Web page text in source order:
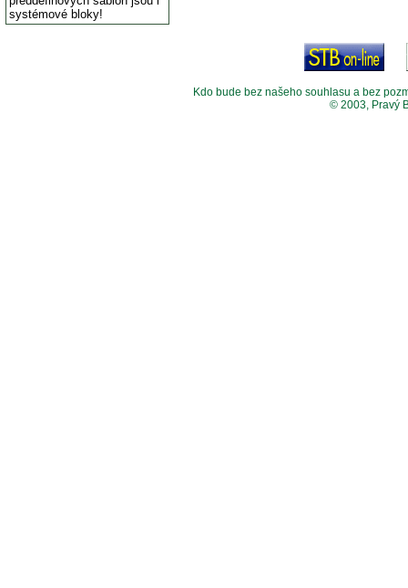
systémové bloky!
Kdo bude bez našeho souhlasu a bez
© 2003, Pravý